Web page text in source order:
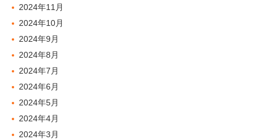
2024年11月
2024年10月
2024年9月
2024年8月
2024年7月
2024年6月
2024年5月
2024年4月
2024年3月